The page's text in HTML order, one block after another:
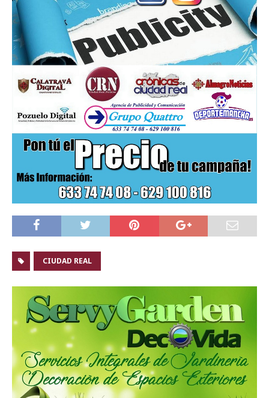
CIUDAD REAL